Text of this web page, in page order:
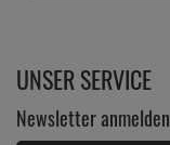
UNSER SERVICE
Newsletter